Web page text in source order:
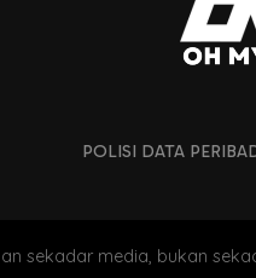
POLISI DATA
sekadar media, bukan